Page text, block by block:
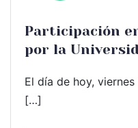
Participación
por la
El día de hoy,
[…]